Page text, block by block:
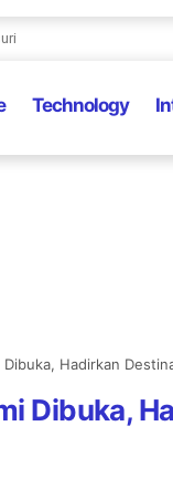
Technology
Hadirkan
Dibuka,